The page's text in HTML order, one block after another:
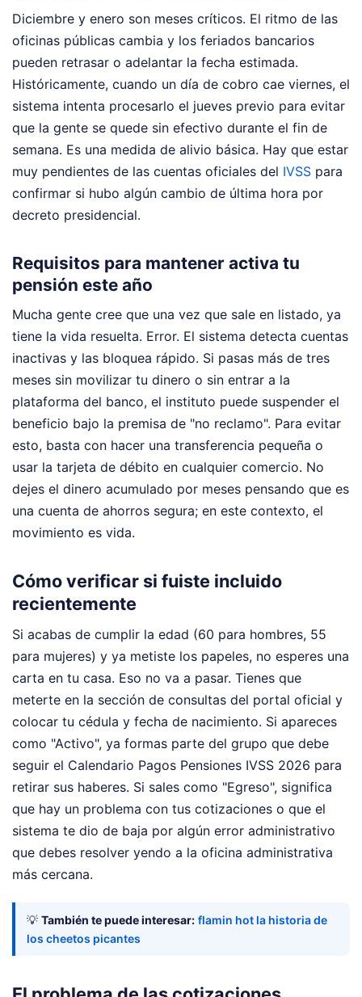
Diciembre y enero son meses críticos. El ritmo de las
oficinas públicas cambia y los feriados bancarios
pueden retrasar o adelantar la fecha estimada.
Históricamente, cuando un día de cobro cae viernes, el
sistema intenta procesarlo el jueves previo para evitar
que la gente se quede sin efectivo durante el fin de
semana. Es una medida de alivio básica. Hay que estar
muy pendientes de las cuentas oficiales del IVSS para
confirmar si hubo algún cambio de última hora por
decreto presidencial.
Requisitos para mantener activa tu
pensión este año
Mucha gente cree que una vez que sale en listado, ya
tiene la vida resuelta. Error. El sistema detecta cuentas
inactivas y las bloquea rápido. Si pasas más de tres
meses sin movilizar tu dinero o sin entrar a la
plataforma del banco, el instituto puede suspender el
beneficio bajo la premisa de "no reclamo". Para evitar
esto, basta con hacer una transferencia pequeña o
usar la tarjeta de débito en cualquier comercio. No
dejes el dinero acumulado por meses pensando que es
una cuenta de ahorros segura; en este contexto, el
movimiento es vida.
Cómo verificar si fuiste incluido
recientemente
Si acabas de cumplir la edad (60 para hombres, 55
para mujeres) y ya metiste los papeles, no esperes una
carta en tu casa. Eso no va a pasar. Tienes que
meterte en la sección de consultas del portal oficial y
colocar tu cédula y fecha de nacimiento. Si apareces
como "Activo", ya formas parte del grupo que debe
seguir el Calendario Pagos Pensiones IVSS 2026 para
retirar sus haberes. Si sales como "Egreso", significa
que hay un problema con tus cotizaciones o que el
sistema te dio de baja por algún error administrativo
que debes resolver yendo a la oficina administrativa
más cercana.
💡 También te puede interesar: flamin hot la historia de
los cheetos picantes